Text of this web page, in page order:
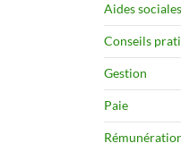
Aides sociales
Conseils
Gestion
Paie